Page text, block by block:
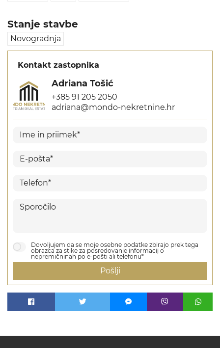
Stanje stavbe
Novogradnja
Kontakt zastopnika
Adriana Tošić
+385 91 205 2050
adriana@mondo-nekretnine.hr
Dovoljujem da se moje osebne podatke zbirajo prek tega
obrazca za stike za posredovanje informacij o
nepremičninah po e-pošti ali telefonu*
Pošlji